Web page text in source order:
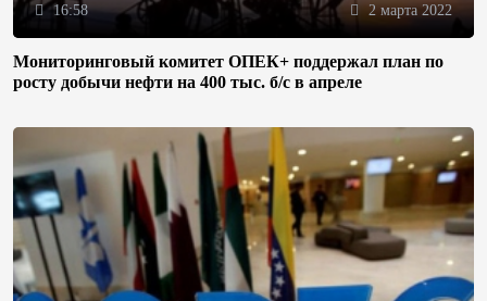
16:58 2 марта 2022
Мониторинговый комитет ОПЕК+ поддержал план по
росту добычи нефти на 400 тыс. б/с в апреле